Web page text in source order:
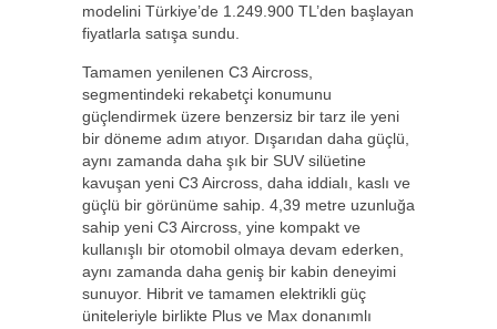
modelini Türkiye’de 1.249.900 TL’den başlayan
fiyatlarla satışa sundu.
Tamamen yenilenen C3 Aircross,
segmentindeki rekabetçi konumunu
güçlendirmek üzere benzersiz bir tarz ile yeni
bir döneme adım atıyor. Dışarıdan daha güçlü,
aynı zamanda daha şık bir SUV silüetine
kavuşan yeni C3 Aircross, daha iddialı, kaslı ve
güçlü bir görünüme sahip. 4,39 metre uzunluğa
sahip yeni C3 Aircross, yine kompakt ve
kullanışlı bir otomobil olmaya devam ederken,
aynı zamanda daha geniş bir kabin deneyimi
sunuyor. Hibrit ve tamamen elektrikli güç
üniteleriyle birlikte Plus ve Max donanımlı